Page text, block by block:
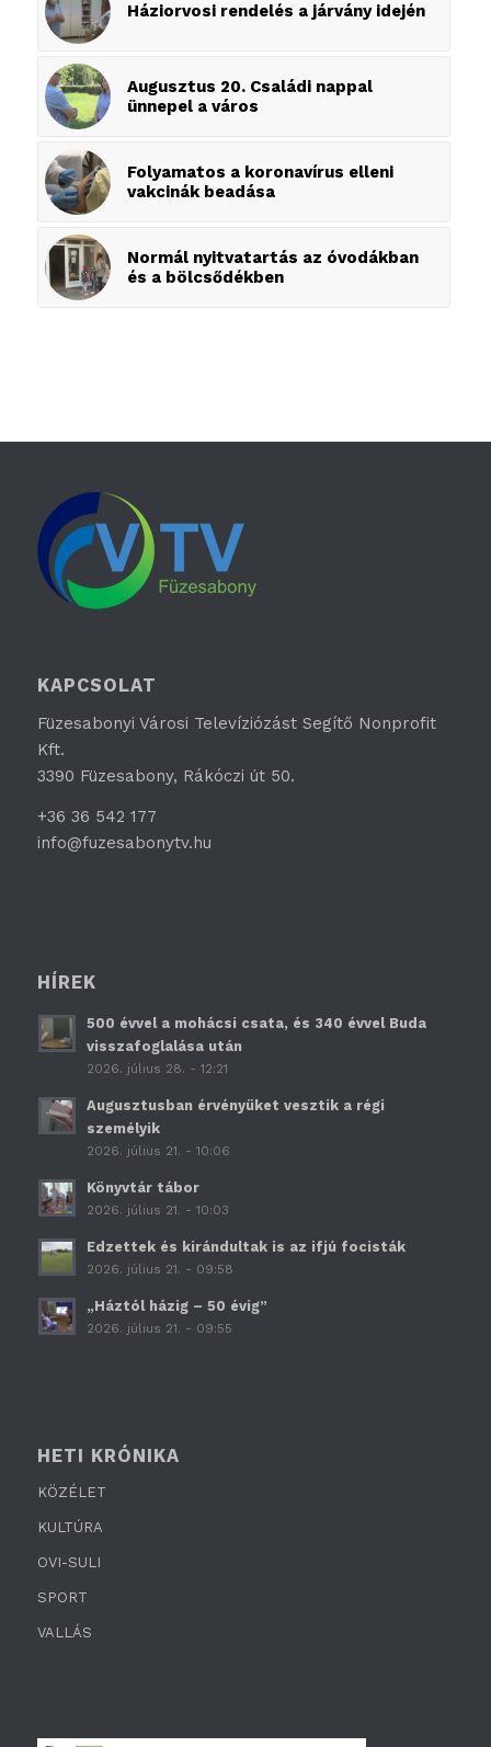
Háziorvosi rendelés a járvány idején
Augusztus 20. Családi nappal
ünnepel a város
Folyamatos a koronavírus elleni
vakcinák beadása
Normál nyitvatartás az óvodákban
és a bölcsődékben
KAPCSOLAT
Füzesabonyi Városi Televíziózást Segítő Nonprofit
Kft.
3390 Füzesabony, Rákóczi út 50.
+36 36 542 177
info@fuzesabonytv.hu
HÍREK
500 évvel a mohácsi csata, és 340 évvel Buda
visszafoglalása után
2026. július 28. - 12:21
Augusztusban érvényüket vesztik a régi
személyik
2026. július 21. - 10:06
Könyvtár tábor
2026. július 21. - 10:03
Edzettek és kirándultak is az ifjú focisták
2026. július 21. - 09:58
„Háztól házig – 50 évig”
2026. július 21. - 09:55
HETI KRÓNIKA
KÖZÉLET
KULTÚRA
OVI-SULI
SPORT
VALLÁS